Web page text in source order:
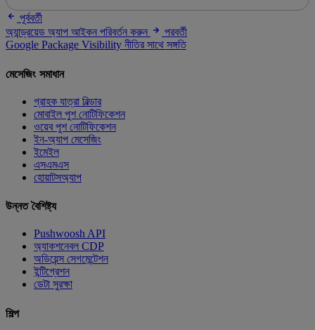
পূর্ববর্তী
অ্যান্ড্রয়েড অ্যাপ আইকন পরিবর্তন করুন
পরবর্তী
Google Package Visibility নীতির সাথে সঙ্গতি
মেসেজিং সমাধান
গ্রাহক যাত্রা বিল্ডার
মোবাইল পুশ নোটিফিকেশন
ওয়েব পুশ নোটিফিকেশন
ইন-অ্যাপ মেসেজিং
ইমেইল
এসএমএস
হোয়াটসঅ্যাপ
উন্নত বৈশিষ্ট্য
Pushwoosh API
অ্যাকশনেবল CDP
অডিয়েন্স সেগমেন্টেশন
ইন্টিগ্রেশন
ডেটা সুরক্ষা
শিল্প